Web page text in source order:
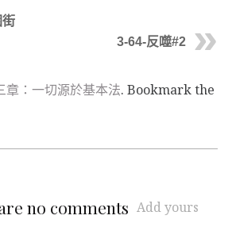
街
3-64-反噬#2
章：一切源於基本法. Bookmark the
no comments Add yours